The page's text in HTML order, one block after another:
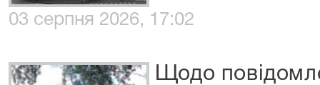
03 серпня 2026, 17:02
Щодо